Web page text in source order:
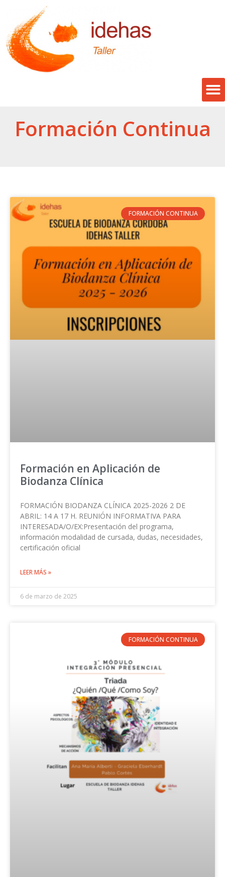
Formación Continua
FORMACIÓN CONTINUA
Formación en Aplicación de
Biodanza Clínica
FORMACIÓN BIODANZA CLÍNICA 2025-2026 2 DE
ABRIL: 14 A 17 H. REUNIÓN INFORMATIVA PARA
INTERESADA/O/EX:Presentación del programa,
información modalidad de cursada, dudas, necesidades,
certificación oficial
LEER MÁS »
6 de marzo de 2025
FORMACIÓN CONTINUA